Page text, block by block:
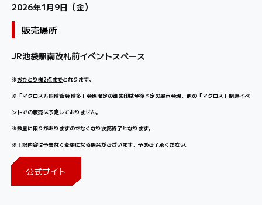
2026年1月9日（金）
販売場所
JR池袋駅南改札前イベントスペース
※おひとり様2点までとなります。
※「マクロス万国博覧会 博多」会場限定の御朱印は今後予定の展示会場、他の「マクロス」関連イベ
ントでの販売は予定しておりません。
※数量に限りがありますのでなくなり次第終了となります。
※上記内容は予告なく変更になる場合がございます。予めご了承ください。
公式サイト